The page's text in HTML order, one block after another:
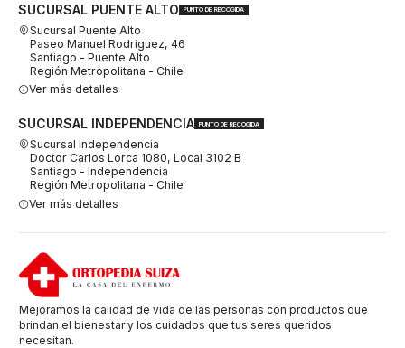
SUCURSAL PUENTE ALTO PUNTO DE RECOGIDA
Sucursal Puente Alto
Paseo Manuel Rodriguez, 46
Santiago - Puente Alto
Región Metropolitana - Chile
Ver más detalles
SUCURSAL INDEPENDENCIA PUNTO DE RECOGIDA
Sucursal Independencia
Doctor Carlos Lorca 1080, Local 3102 B
Santiago - Independencia
Región Metropolitana - Chile
Ver más detalles
Mejoramos la calidad de vida de las personas con productos que
brindan el bienestar y los cuidados que tus seres queridos
necesitan.